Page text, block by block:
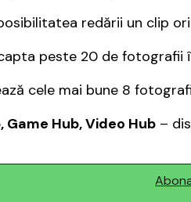
redării un clip
peste 20 de fotografii
cele mai bune 8
Game Hub, Video Hub –